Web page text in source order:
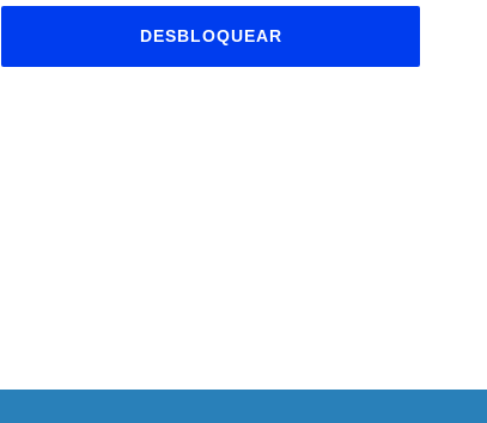
DESBLOQUEAR